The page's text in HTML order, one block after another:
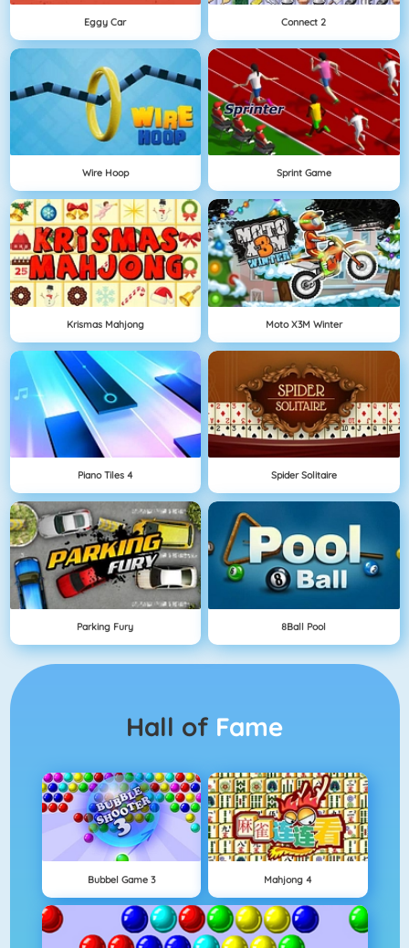
Eggy Car Connect 2
Wire Hoop Sprint Game
Krismas Mahjong Moto X3M Winter
Piano Tiles 4 Spider Solitaire
Parking Fury 8Ball Pool
Hall of Fame
Bubbel Game 3 Mahjong 4